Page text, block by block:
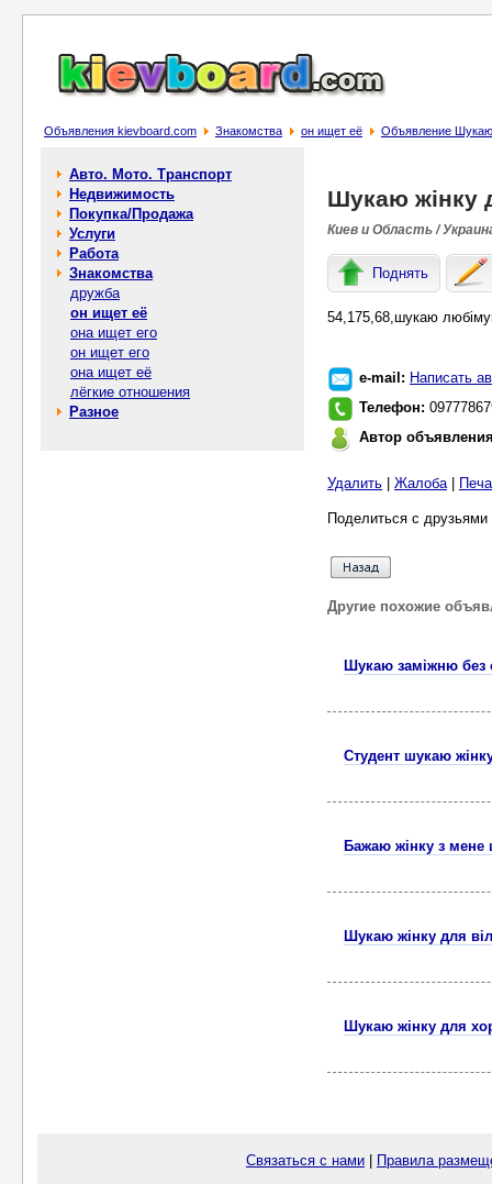
Объявления kievboard.com Знакомства он ищет её Объявление Шукаю
Авто. Мото. Транспорт
Недвижимость
Покупка/Продажа
Услуги
Работа
Знакомства
дружба
он ищет её
она ищет его
он ищет его
она ищет её
лёгкие отношения
Разное
Шукаю жінку
Киев и Область /
Поднять
54,175,68,шукаю
e-mail: Написать
Телефон:
Автор
Удалить Жалоба|
Поделиться с
Другие похожие
Шукаю заміжню без
Студент шукаю
Бажаю жінку з мене
Шукаю жінку для
Шукаю жінку для
Связаться с нами Правила